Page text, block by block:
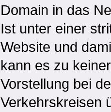
Domain in das
Ist unter einer
Website und
kann es zu
Vorstellung bei
Verkehrskreisen